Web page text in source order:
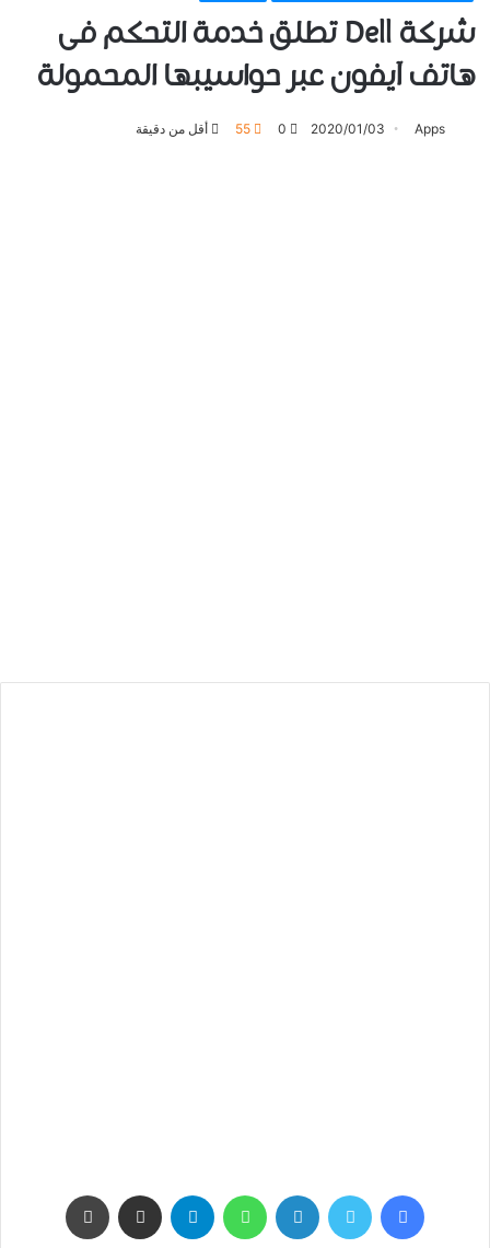
شركة Dell ﺗﻄﻠﻖ ﺧﺪﻣﺔ ﺍﻟﺘﺤﻜﻢ ﻓﻰ
ﻫﺎﺗﻒ آﻳﻔﻮﻥ ﻋﺒﺮ حواسيبها المحمولة
Apps
2020/01/03
0
55 أقل من دقيقة
فيسبوك تويتر لينكدإن واتساب تيلقرام مشاركة عبر البريد